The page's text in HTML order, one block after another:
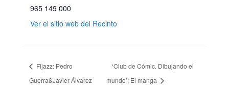
965 149 000
Ver el sitio web del Recinto
Fijazz: Pedro
Guerra&Javier Álvarez
‘Club de Cómic. Dibujando el
mundo’: El manga